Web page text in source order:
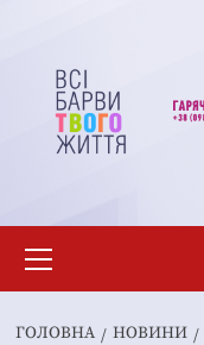
вмісту
меню
ГОЛОВНА НОВИНИ